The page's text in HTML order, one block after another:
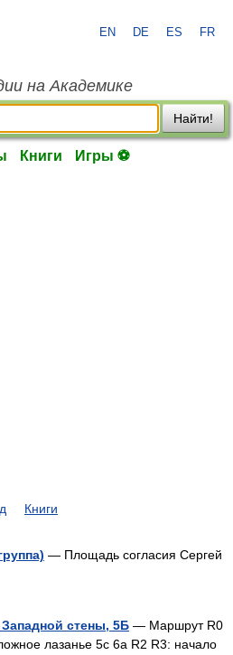
EN DE ES FR
на Академике
Найти!
Книги Игры ⚽
Книги
— Площадь согласия Сергей
стены, 5Б — Маршрут R0
лазанье 5c 6a R2 R3: начало